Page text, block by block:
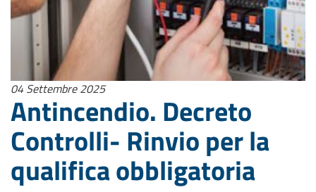
04 Settembre 2025
Antincendio. Decreto
Controlli- Rinvio per la
qualifica obbligatoria